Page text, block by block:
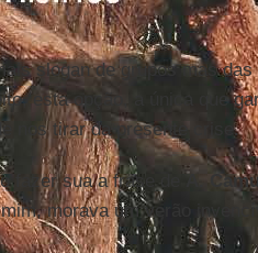
slogan de grupos mas
esta opção, a única que
nos tirar da presente crise.
fazer sua a frase de A.
morava um verão